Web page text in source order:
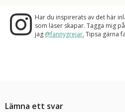
Har du inspirerats av det här
som läser skapar. Tagga mig
jag @fannygrejar. Tipsa gärna
Lämna ett svar